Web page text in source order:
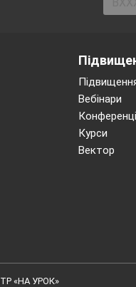
лише 20. Таким
4. Код не
одного триплету.
5. Між генами
кодують АК
сигнали
даних
синтез
організмів.
Підвищення
Вебінари
Курси
Вектор
«НА УРОК»